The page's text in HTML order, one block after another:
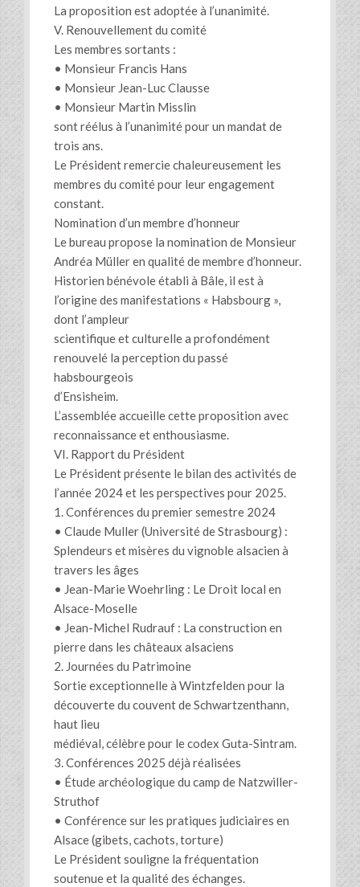
La proposition est adoptée à l’unanimité.
V. Renouvellement du comité
Les membres sortants :
• Monsieur Francis Hans
• Monsieur Jean-Luc Clausse
• Monsieur Martin Misslin
sont réélus à l’unanimité pour un mandat de
trois ans.
Le Président remercie chaleureusement les
membres du comité pour leur engagement
constant.
Nomination d’un membre d’honneur
Le bureau propose la nomination de Monsieur
Andréa Müller en qualité de membre d’honneur.
Historien bénévole établi à Bâle, il est à
l’origine des manifestations « Habsbourg »,
dont l’ampleur
scientifique et culturelle a profondément
renouvelé la perception du passé
habsbourgeois
d’Ensisheim.
L’assemblée accueille cette proposition avec
reconnaissance et enthousiasme.
VI. Rapport du Président
Le Président présente le bilan des activités de
l’année 2024 et les perspectives pour 2025.
1. Conférences du premier semestre 2024
• Claude Muller (Université de Strasbourg) :
Splendeurs et misères du vignoble alsacien à
travers les âges
• Jean-Marie Woehrling : Le Droit local en
Alsace-Moselle
• Jean-Michel Rudrauf : La construction en
pierre dans les châteaux alsaciens
2. Journées du Patrimoine
Sortie exceptionnelle à Wintzfelden pour la
découverte du couvent de Schwartzenthann,
haut lieu
médiéval, célèbre pour le codex Guta-Sintram.
3. Conférences 2025 déjà réalisées
• Étude archéologique du camp de Natzwiller-
Struthof
• Conférence sur les pratiques judiciaires en
Alsace (gibets, cachots, torture)
Le Président souligne la fréquentation
soutenue et la qualité des échanges.